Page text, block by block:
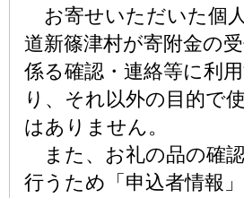
お寄せいただいた個
道新篠津村が寄附金の
係る確認・連絡等に利
り、それ以外の目的で
はありません。
また、お礼の品の確
行うため「申込者情報